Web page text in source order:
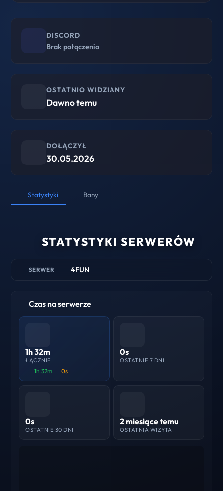
DISCORD
Brak połączenia
OSTATNIO WIDZIANY
Dawno temu
DOŁĄCZYŁ
30.05.2026
Statystyki Bany
STATYSTYKI SERWERÓW
SERWER 4FUN
Czas na serwerze
1h 32m
ŁĄCZNIE
1h 32m 0s
0s
OSTATNIE 7 DNI
0s
OSTATNIE 30 DNI
2 miesiące temu
OSTATNIA WIZYTA